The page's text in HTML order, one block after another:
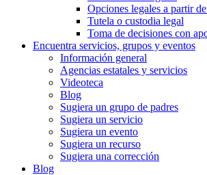
Opciones legales a partir
Tutela o custodia legal
Toma de decisiones con
Encuentra servicios, grupos y eventos
Información general
Agencias estatales y servicios
Videoteca
Blog
Sugiera un grupo de padres
Sugiera un servicio
Sugiera un evento
Sugiera un recurso
Sugiera una corrección
Blog